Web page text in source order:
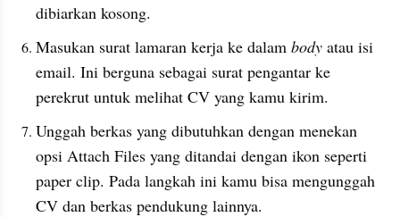
dibiarkan kosong.
Masukan surat lamaran kerja ke dalam body atau isi
email. Ini berguna sebagai surat pengantar ke
perekrut untuk melihat CV yang kamu kirim.
Unggah berkas yang dibutuhkan dengan menekan
opsi Attach Files yang ditandai dengan ikon seperti
paper clip. Pada langkah ini kamu bisa mengunggah
CV dan berkas pendukung lainnya.